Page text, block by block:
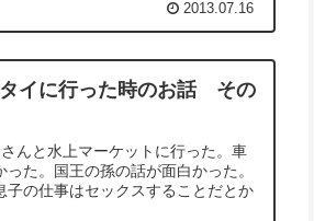
2013.07.16
イに行った時のお話 その
んと水上マーケットに行った。車
た。国王の孫の話が面白かった。
の仕事はセックスすることだとか